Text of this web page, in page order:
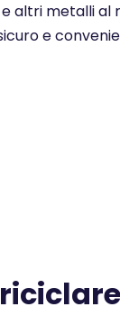
altri metalli al
e